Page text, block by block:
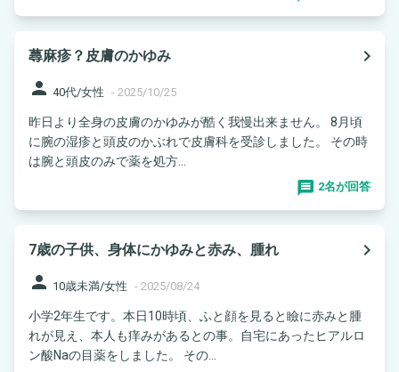
蕁麻疹？皮膚のかゆみ
navigate_next
person 40代/女性 - 2025/10/25
昨日より全身の皮膚のかゆみが酷く我慢出来ません。 8月頃
に腕の湿疹と頭皮のかぶれで皮膚科を受診しました。 その時
は腕と頭皮のみで薬を処方...
2名が回答
7歳の子供、身体にかゆみと赤み、腫れ
navigate_next
person 10歳未満/女性 - 2025/08/24
小学2年生です。本日10時頃、ふと顔を見ると瞼に赤みと腫
れが見え、本人も痒みがあるとの事。自宅にあったヒアルロ
ン酸Naの目薬をしました。 その...